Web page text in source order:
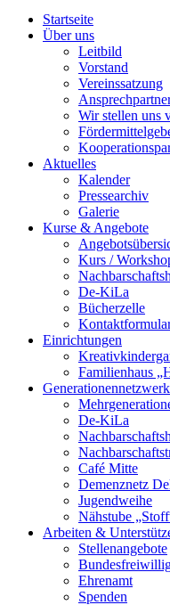
Startseite
Über uns
Leitbild
Vorstand
Vereinssatzung
Wir stellen uns
Aktuelles
Kalender
Pressearchiv
Galerie
Kurse & Angebote
Kurs /
De-KiLa
Bücherzelle
Einrichtungen
Familienhaus
Generationennetzwerk
De-KiLa
Café Mitte
Demenznetz
Jugendweihe
Nähstube
Arbeiten &
Stellenangebote
Ehrenamt
Spenden